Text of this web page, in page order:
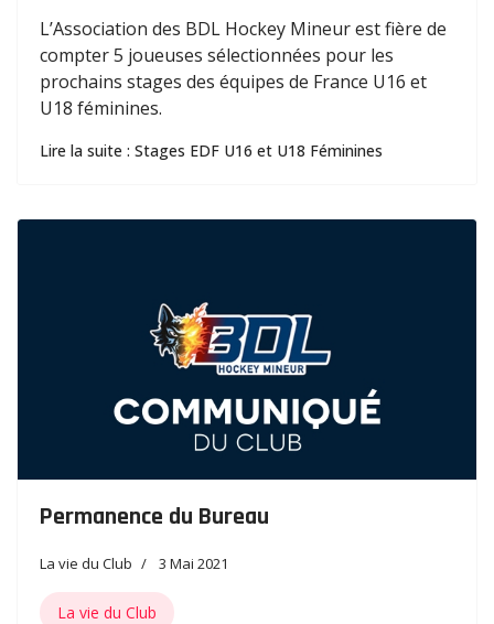
L’Association des BDL Hockey Mineur est fière de
compter 5 joueuses sélectionnées pour les
prochains stages des équipes de France U16 et
U18 féminines.
Lire la suite : Stages EDF U16 et U18 Féminines
Permanence du Bureau
La vie du Club 3 Mai 2021
La vie du Club